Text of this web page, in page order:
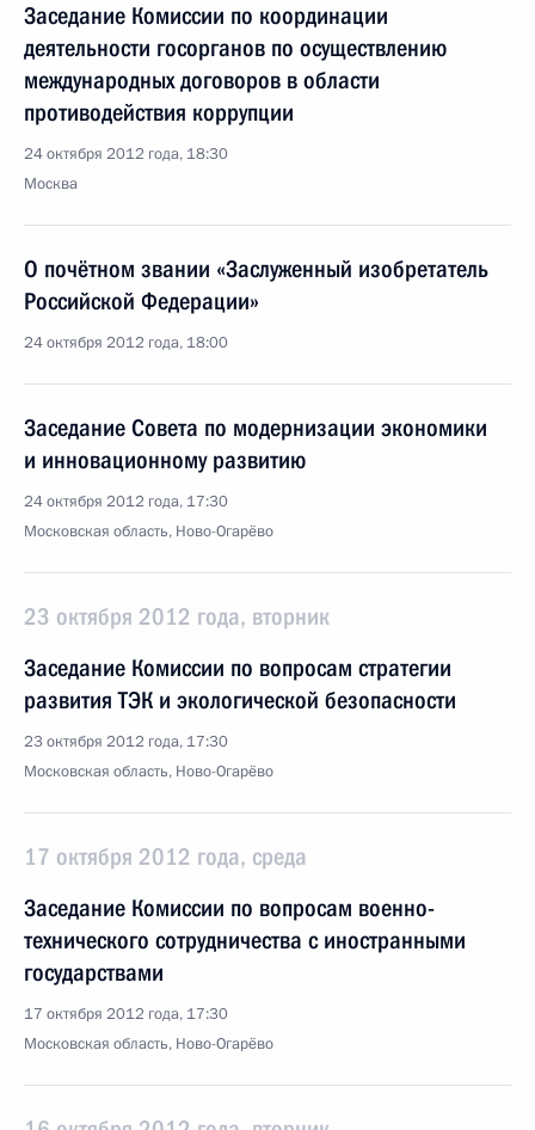
Заседание Комиссии по координации
деятельности госорганов по осуществлению
международных договоров в области
противодействия коррупции
24 октября 2012 года, 18:30
Москва
О почётном звании «Заслуженный изобретатель
Российской Федерации»
24 октября 2012 года, 18:00
Заседание Совета по модернизации экономики
и инновационному развитию
24 октября 2012 года, 17:30
Московская область, Ново-Огарёво
23 октября 2012 года, вторник
Заседание Комиссии по вопросам стратегии
развития ТЭК и экологической безопасности
23 октября 2012 года, 17:30
Московская область, Ново-Огарёво
17 октября 2012 года, среда
Заседание Комиссии по вопросам военно-
технического сотрудничества с иностранными
государствами
17 октября 2012 года, 17:30
Московская область, Ново-Огарёво